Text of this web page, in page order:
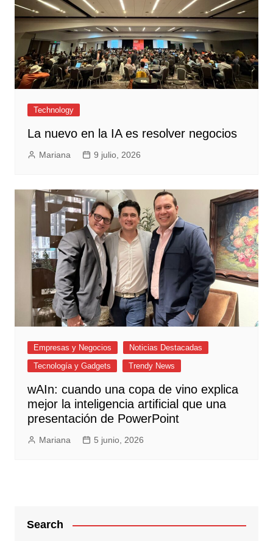
Technology
La nuevo en la IA es resolver negocios
Mariana 9 julio, 2026
Empresas y Negocios
Noticias Destacadas
Tecnología y Gadgets
Trendy News
wAIn: cuando una copa de vino explica
mejor la inteligencia artificial que una
presentación de PowerPoint
Mariana 5 junio, 2026
Search